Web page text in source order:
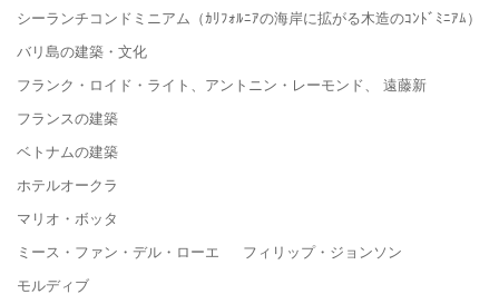
シーランチコンドミニアム（ｶﾘﾌｫﾙﾆｱの海岸に拡がる木造のｺﾝﾄﾞﾐﾆｱﾑ）
バリ島の建築・文化
フランク・ロイド・ライト、アントニン・レーモンド、 遠藤新
フランスの建築
ベトナムの建築
ホテルオークラ
マリオ・ボッタ
ミース・ファン・デル・ローエ フィリップ・ジョンソン
モルディブ